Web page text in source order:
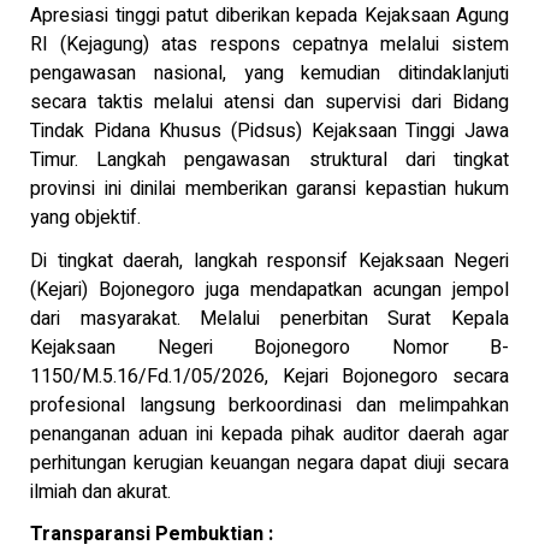
Apresiasi tinggi patut diberikan kepada Kejaksaan Agung
RI (Kejagung) atas respons cepatnya melalui sistem
pengawasan nasional, yang kemudian ditindaklanjuti
secara taktis melalui atensi dan supervisi dari Bidang
Tindak Pidana Khusus (Pidsus) Kejaksaan Tinggi Jawa
Timur. Langkah pengawasan struktural dari tingkat
provinsi ini dinilai memberikan garansi kepastian hukum
yang objektif.
Di tingkat daerah, langkah responsif Kejaksaan Negeri
(Kejari) Bojonegoro juga mendapatkan acungan jempol
dari masyarakat. Melalui penerbitan Surat Kepala
Kejaksaan Negeri Bojonegoro Nomor B-
1150/M.5.16/Fd.1/05/2026, Kejari Bojonegoro secara
profesional langsung berkoordinasi dan melimpahkan
penanganan aduan ini kepada pihak auditor daerah agar
perhitungan kerugian keuangan negara dapat diuji secara
ilmiah dan akurat.
Transparansi Pembuktian :